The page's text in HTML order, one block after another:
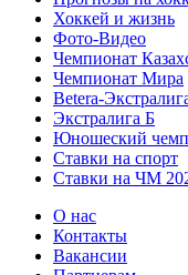
Хоккей и жизнь
Фото-Видео
Чемпионат
Чемпионат Мира
Betera-
Экстралига Б
Юношеский
Ставки на спорт
Ставки на ЧМ
О нас
Контакты
Вакансии